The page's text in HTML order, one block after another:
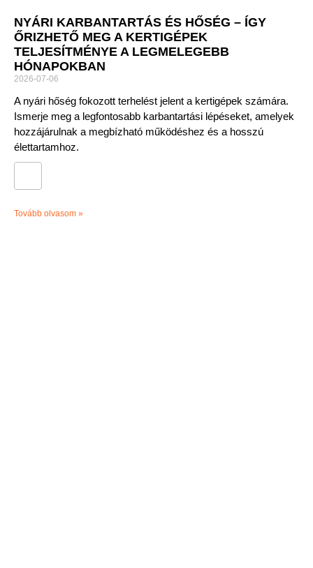
NYÁRI KARBANTARTÁS ÉS HŐSÉG – ÍGY
ŐRIZHETŐ MEG A KERTIGÉPEK
TELJESÍTMÉNYE A LEGMELEGEBB
HÓNAPOKBAN
2026-07-06
A nyári hőség fokozott terhelést jelent a kertigépek számára.
Ismerje meg a legfontosabb karbantartási lépéseket, amelyek
hozzájárulnak a megbízható működéshez és a hosszú
élettartamhoz.
Tovább olvasom »